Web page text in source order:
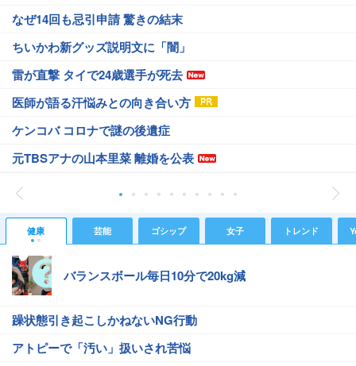
なぜ14回も忌引申請 驚きの結末
ちいかわ新グッズ説明文に「闇」
雷が直撃 タイで24歳選手が死去
医師が語る汗悩みとの向き合い方
ケンコバ コロナで謎の後遺症
元TBSアナの山本里菜 離婚を公表
健康 芸能 ゴシップ 女子 トレンド
バランスボール毎日10分で20kg減
躁状態引き起こしかねないNG行動
アトピーで「汚い」扱いされ苦悩